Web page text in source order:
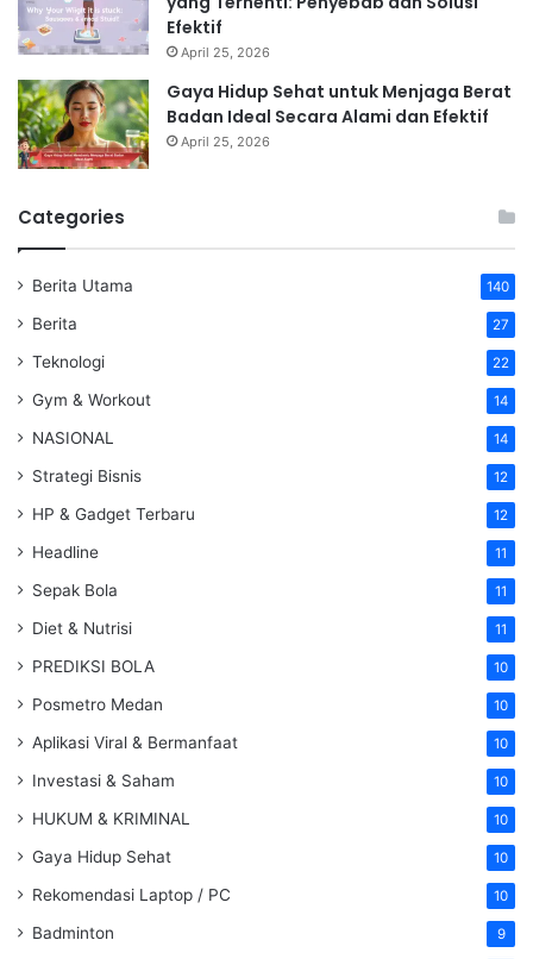
Efektif
April 25, 2026
Gaya Hidup Sehat untuk Menjaga Berat
Badan Ideal Secara Alami dan Efektif
April 25, 2026
Categories
Berita Utama 140
Berita 27
Teknologi 22
Gym & Workout 14
NASIONAL 14
Strategi Bisnis 12
HP & Gadget Terbaru 12
Headline 11
Sepak Bola 11
Diet & Nutrisi 11
PREDIKSI BOLA 10
Posmetro Medan 10
Aplikasi Viral & Bermanfaat 10
Investasi & Saham 10
HUKUM & KRIMINAL 10
Gaya Hidup Sehat 10
Rekomendasi Laptop / PC 10
Badminton 9